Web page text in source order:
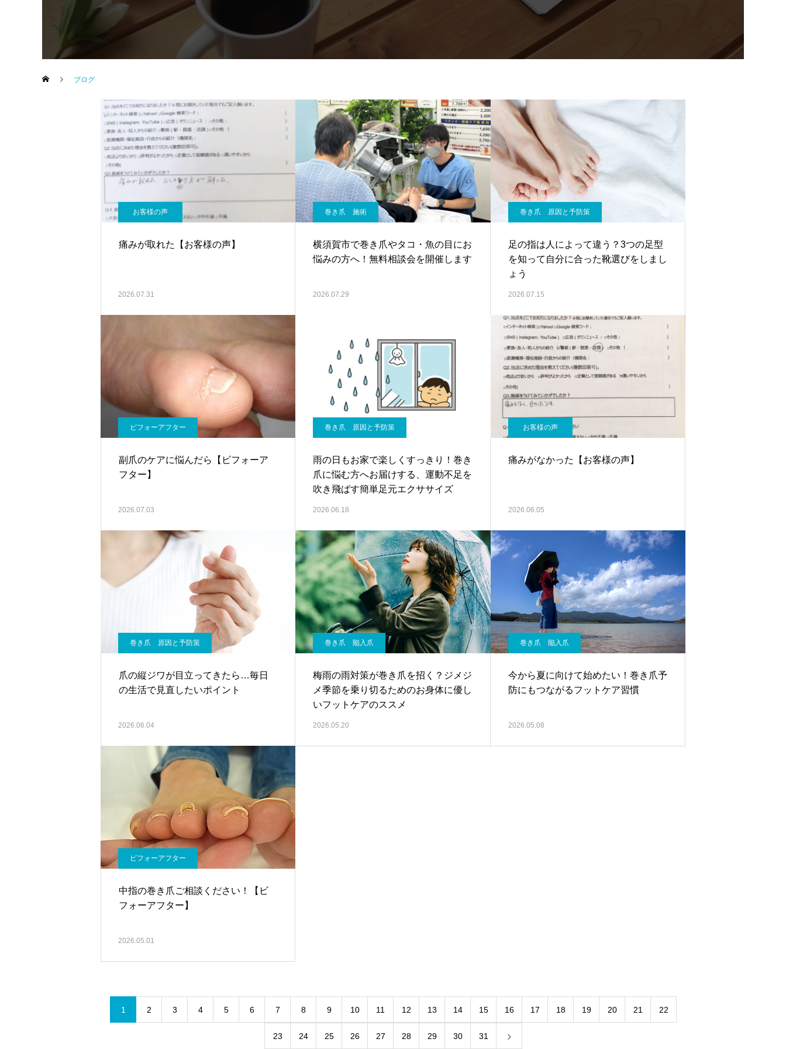
ブログ
お客様の声
痛みが取れた【お客様の声】
2026.07.31
巻き爪 施術
横須賀市で巻き爪やタコ・魚の目にお
悩みの方へ！無料相談会を開催します
2026.07.29
巻き爪 原因と予防策
足の指は人によって違う？3つの足型
を知って自分に合った靴選びをしまし
ょう
2026.07.15
ビフォーアフター
副爪のケアに悩んだら【ビフォーア
フター】
2026.07.03
巻き爪 原因と予防策
雨の日もお家で楽しくすっきり！巻き
爪に悩む方へお届けする、運動不足を
吹き飛ばす簡単足元エクササイズ
2026.06.18
お客様の声
痛みがなかった【お客様の声】
2026.06.05
巻き爪 原因と予防策
爪の縦ジワが目立ってきたら…毎日
の生活で見直したいポイント
2026.06.04
巻き爪 陥入爪
梅雨の雨対策が巻き爪を招く？ジメジ
メ季節を乗り切るためのお身体に優し
いフットケアのススメ
2026.05.20
巻き爪 陥入爪
今から夏に向けて始めたい！巻き爪予
防にもつながるフットケア習慣
2026.05.08
ビフォーアフター
中指の巻き爪ご相談ください！【ビ
フォーアフター】
2026.05.01
1 2 3 4 5 6 7 8 9 10 11 12 13 14 15 16 17 18 19 20 21 22
23 24 25 26 27 28 29 30 31